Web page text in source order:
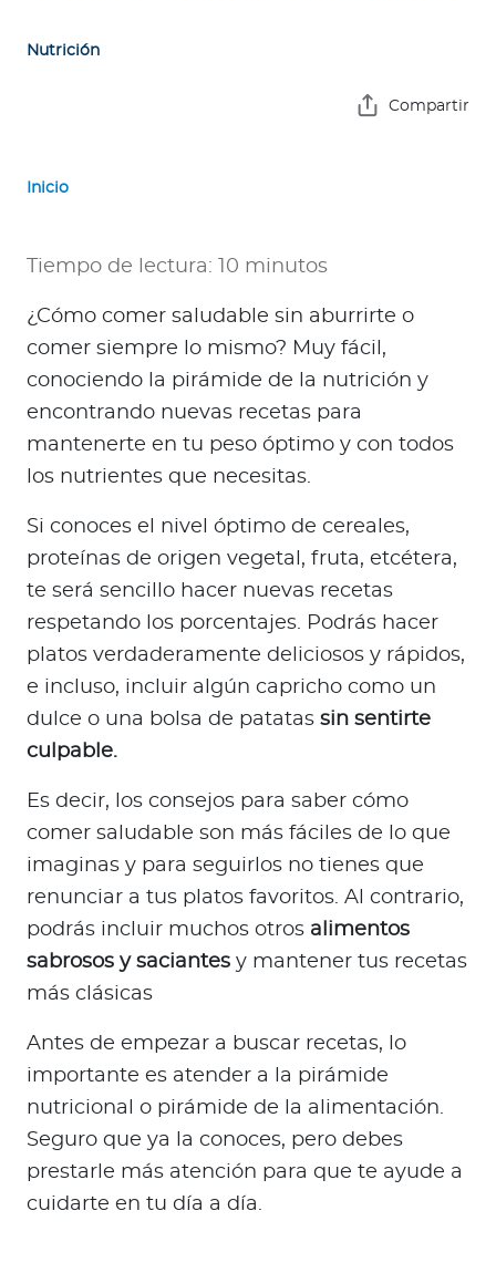
d
Ingresar a Mi Bupa
Para Clientes
Para Agentes
Contáctanos
Nutrición
Compartir
Inicio
Tiempo de lectura: 10 minutos
¿Cómo comer saludable sin aburrirte o
comer siempre lo mismo? Muy fácil,
conociendo la pirámide de la nutrición y
encontrando nuevas recetas para
mantenerte en tu peso óptimo y con todos
los nutrientes que necesitas.
Si conoces el nivel óptimo de cereales,
proteínas de origen vegetal, fruta, etcétera,
te será sencillo hacer nuevas recetas
respetando los porcentajes. Podrás hacer
platos verdaderamente deliciosos y rápidos,
e incluso, incluir algún capricho como un
dulce o una bolsa de patatas sin sentirte
culpable.
Es decir, los consejos para saber cómo
comer saludable son más fáciles de lo que
imaginas y para seguirlos no tienes que
renunciar a tus platos favoritos. Al contrario,
podrás incluir muchos otros alimentos
sabrosos y saciantes y mantener tus recetas
más clásicas
Antes de empezar a buscar recetas, lo
importante es atender a la pirámide
nutricional o pirámide de la alimentación.
Seguro que ya la conoces, pero debes
prestarle más atención para que te ayude a
cuidarte en tu día a día.